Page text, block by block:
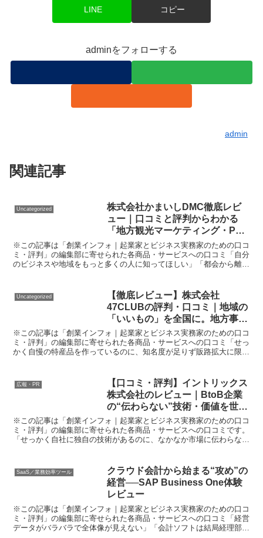
LINE コピー
adminをフォローする
admin
関連記事
Uncategorized
株式会社かまいしDMC徹底レビ
ュー｜口コミと評判からわかる
「地方観光マーケティング・PR
支援」の実力とは？
※この記事は「創業インフォ｜起業家とビジネス実務家のための口コ
ミ・評判」の編集部に寄せられた各商品・サービスへの口コミ「自分
のビジネスや地域をもっと多くの人に知ってほしい」「都会から離れ
Uncategorized
【徹底レビュー】株式会社
47CLUBの評判・口コミ｜地域の
「いいもの」を全国に。地方事業
者・起業家のためのマーケティン
グ&PR支援サービス体験談
※この記事は「創業インフォ｜起業家とビジネス実務家のための口コ
ミ・評判」の編集部に寄せられた各商品・サービスへの口コミ「せっ
かく自慢の特産品を作っているのに、知名度が足りず販路拡大に限
広報・PR
【口コミ・評判】イントリックス
株式会社のレビュー｜BtoB企業
の“伝わらない”技術・価値を世界
に届ける秘密兵器！
※この記事は「創業インフォ｜起業家とビジネス実務家のための口コ
ミ・評判」の編集部に寄せられた各商品・サービスへの口コミです。
「せっかく自社に独自の技術があるのに、なかなか市場に伝わらな
SaaS／業務効率ツール
クラウド会計から始まる“攻め”の
経営──SAP Business One体験
レビュー
※この記事は「創業インフォ｜起業家とビジネス実務家のための口コ
ミ・評判」の編集部に寄せられた各商品・サービスへの口コミ「経営
データがバラバラで全体像が見えない」「会計ソフトは結局経理部頼